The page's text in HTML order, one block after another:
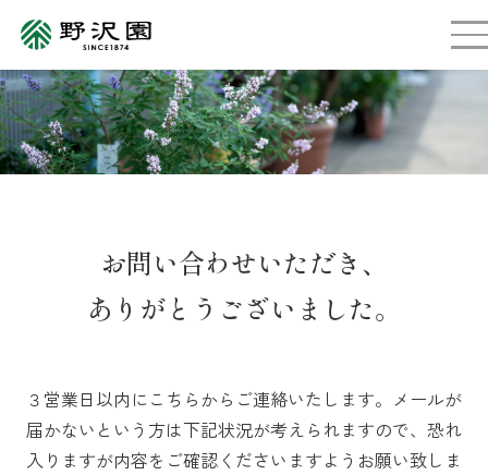
お問い合わせいただき、
ありがとうございました。
３営業日以内にこちらからご連絡いたします。メールが
届かないという方は下記状況が考えられますので、恐れ
入りますが内容をご確認くださいますようお願い致しま